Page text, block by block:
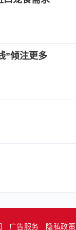
”倾注更多
广告服务 隐私政策